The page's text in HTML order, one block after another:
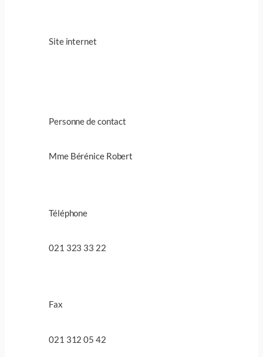
Site internet
Personne de contact
Mme Bérénice Robert
Téléphone
021 323 33 22
Fax
021 312 05 42